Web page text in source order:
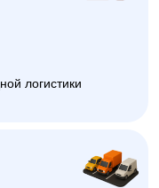
логистики